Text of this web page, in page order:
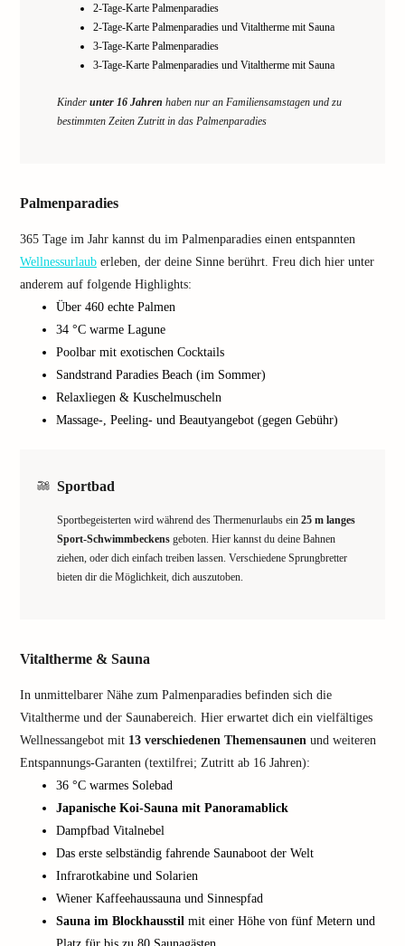
2-Tage-Karte Palmenparadies
2-Tage-Karte Palmenparadies und Vitaltherme mit Sauna
3-Tage-Karte Palmenparadies
3-Tage-Karte Palmenparadies und Vitaltherme mit Sauna
Kinder unter 16 Jahren haben nur an Familiensamstagen und zu
bestimmten Zeiten Zutritt in das Palmenparadies
Palmenparadies
365 Tage im Jahr kannst du im Palmenparadies einen entspannten
Wellnessurlaub erleben, der deine Sinne berührt. Freu dich hier unter
anderem auf folgende Highlights:
Über 460 echte Palmen
34 °C warme Lagune
Poolbar mit exotischen Cocktails
Sandstrand Paradies Beach (im Sommer)
Relaxliegen & Kuschelmuscheln
Massage-, Peeling- und Beautyangebot (gegen Gebühr)
Sportbad
Sportbegeisterten wird während des Thermenurlaubs ein 25 m langes
Sport-Schwimmbeckens geboten. Hier kannst du deine Bahnen
ziehen, oder dich einfach treiben lassen. Verschiedene Sprungbretter
bieten dir die Möglichkeit, dich auszutoben.
Vitaltherme & Sauna
In unmittelbarer Nähe zum Palmenparadies befinden sich die
Vitaltherme und der Saunabereich. Hier erwartet dich ein vielfältiges
Wellnessangebot mit 13 verschiedenen Themensaunen und weiteren
Entspannungs-Garanten (textilfrei; Zutritt ab 16 Jahren):
36 °C warmes Solebad
Japanische Koi-Sauna mit Panoramablick
Dampfbad Vitalnebel
Das erste selbständig fahrende Saunaboot der Welt
Infrarotkabine und Solarien
Wiener Kaffeehaussauna und Sinnespfad
Sauna im Blockhausstil mit einer Höhe von fünf Metern und